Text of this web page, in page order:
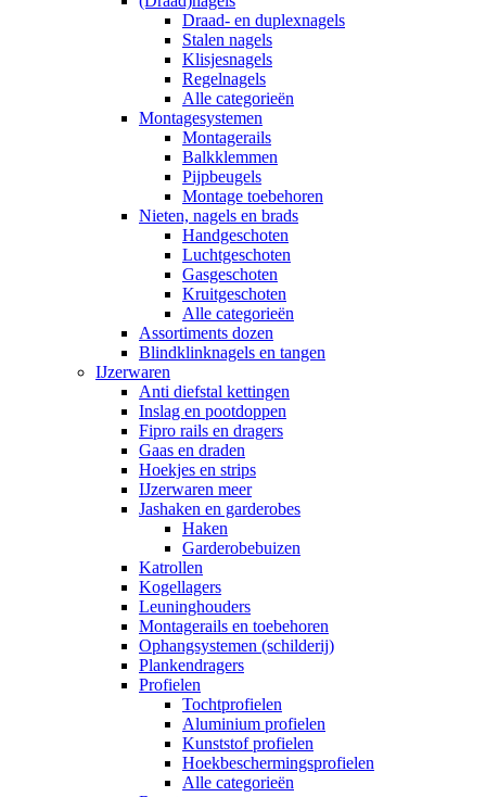
Draad- en duplexnagels
Stalen nagels
Klisjesnagels
Regelnagels
Alle categorieën
Montagesystemen
Montagerails
Balkklemmen
Pijpbeugels
Montage toebehoren
Nieten, nagels en brads
Handgeschoten
Luchtgeschoten
Gasgeschoten
Kruitgeschoten
Alle categorieën
Assortiments dozen
Blindklinknagels en tangen
IJzerwaren
Anti diefstal kettingen
Inslag en pootdoppen
Fipro rails en dragers
Gaas en draden
Hoekjes en strips
IJzerwaren meer
Jashaken en garderobes
Haken
Garderobebuizen
Katrollen
Kogellagers
Leuninghouders
Montagerails en toebehoren
Ophangsystemen (schilderij)
Plankendragers
Profielen
Tochtprofielen
Aluminium profielen
Kunststof profielen
Hoekbeschermingsprofielen
Alle categorieën